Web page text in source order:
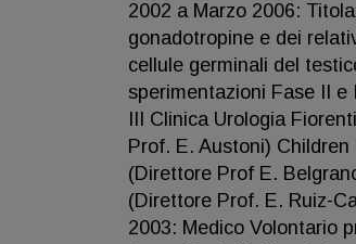
2002 a Marzo 2006:
gonadotropine e dei
cellule germinali del
sperimentazioni Fase II e
III Clinica Urologia
Prof. E. Austoni)
(Direttore Prof E.
(Direttore Prof. E. Ruiz-
2003: Medico Volontario